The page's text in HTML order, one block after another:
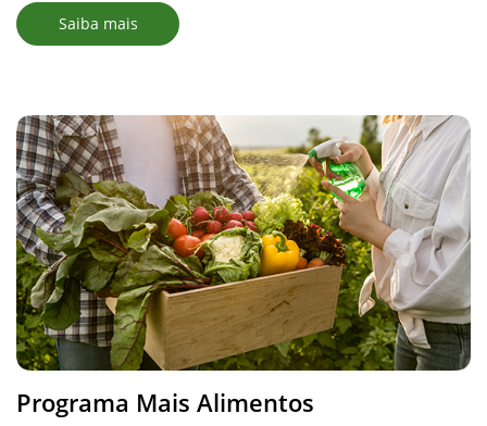
Saiba mais
Programa Mais Alimentos